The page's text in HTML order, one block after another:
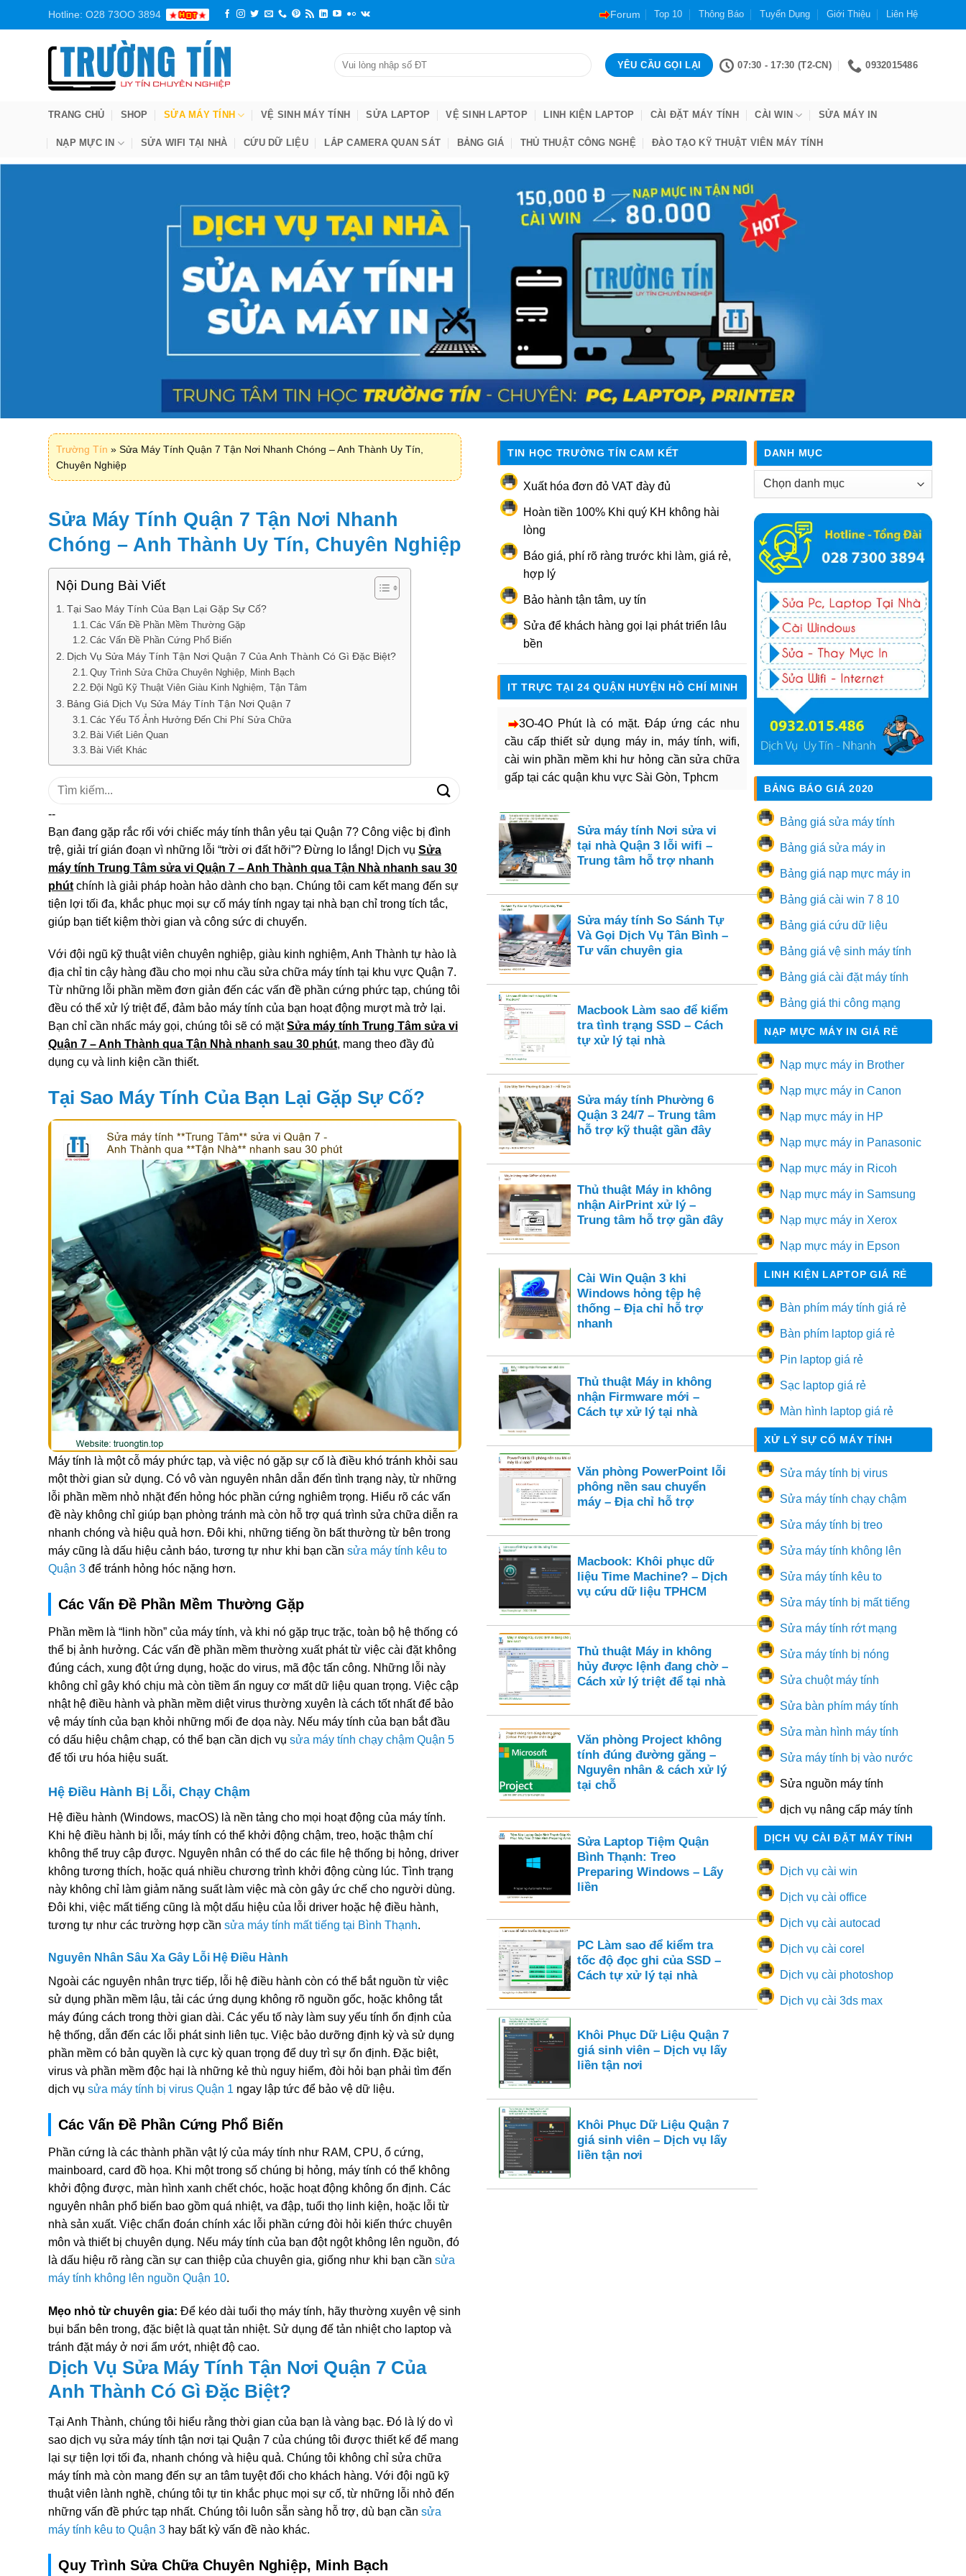
Hotline: O28 73OO 3894 Forum Top 10 Thông Báo Tuyển Dụng Giới Thiệu Liên Hệ
07:30 - 17:30 (T2-CN) 0932015486
TRANG CHỦ SHOP SỬA MÁY TÍNH VỆ SINH MÁY TÍNH SỬA LAPTOP VỆ SINH LAPTOP LINH KIỆN LAPTOP CÀI ĐẶT MÁY TÍNH CÀI WIN SỬA MÁY IN
NẠP MỰC IN SỬA WIFI TẠI NHÀ CỨU DỮ LIỆU LẮP CAMERA QUAN SÁT BẢNG GIÁ THỦ THUẬT CÔNG NGHỆ ĐÀO TẠO KỸ THUẬT VIÊN MÁY TÍNH
Trường Tín » Sửa Máy Tính Quận 7 Tận Nơi Nhanh Chóng – Anh Thành Uy Tín,
Chuyên Nghiệp
Sửa Máy Tính Quận 7 Tận Nơi Nhanh
Chóng – Anh Thành Uy Tín, Chuyên Nghiệp
Nội Dung Bài Viết
Tại Sao Máy Tính Của Bạn Lại Gặp Sự Cố?
Các Vấn Đề Phần Mềm Thường Gặp
Các Vấn Đề Phần Cứng Phổ Biến
Dịch Vụ Sửa Máy Tính Tận Nơi Quận 7 Của Anh Thành Có Gì Đặc Biệt?
Quy Trình Sửa Chữa Chuyên Nghiệp, Minh Bạch
Đội Ngũ Kỹ Thuật Viên Giàu Kinh Nghiệm, Tận Tâm
Bảng Giá Dịch Vụ Sửa Máy Tính Tận Nơi Quận 7
Các Yếu Tố Ảnh Hưởng Đến Chi Phí Sửa Chữa
Bài Viết Liên Quan
Bài Viết Khác
Tìm
--
Bạn đang gặp rắc rối với chiếc máy tính thân yêu tại Quận 7? Công việc bị đình
trệ, giải trí gián đoạn vì những lỗi “trời ơi đất hỡi”? Đừng lo lắng! Dịch vụ Sửa
máy tính Trung Tâm sửa vi Quận 7 – Anh Thành qua Tận Nhà nhanh sau 30
phút chính là giải pháp hoàn hảo dành cho bạn. Chúng tôi cam kết mang đến sự
tiện lợi tối đa, khắc phục mọi sự cố máy tính ngay tại nhà bạn chỉ trong tích tắc,
giúp bạn tiết kiệm thời gian và công sức di chuyển.
Với đội ngũ kỹ thuật viên chuyên nghiệp, giàu kinh nghiệm, Anh Thành tự hào là
địa chỉ tin cậy hàng đầu cho mọi nhu cầu sửa chữa máy tính tại khu vực Quận 7.
Từ những lỗi phần mềm đơn giản đến các vấn đề phần cứng phức tạp, chúng tôi
đều có thể xử lý triệt để, đảm bảo máy tính của bạn hoạt động mượt mà trở lại.
Bạn chỉ cần nhấc máy gọi, chúng tôi sẽ có mặtSửa máy tính Trung Tâm sửa vi
Quận 7 – Anh Thành qua Tận Nhà nhanh sau 30 phút, mang theo đầy đủ
dụng cụ và linh kiện cần thiết.
Tại Sao Máy Tính Của Bạn Lại Gặp Sự Cố?
Máy tính là một cỗ máy phức tạp, và việc nó gặp sự cố là điều khó tránh khỏi sau
một thời gian sử dụng. Có vô vàn nguyên nhân dẫn đến tình trạng này, từ những
lỗi phần mềm nhỏ nhặt đến hỏng hóc phần cứng nghiêm trọng. Hiểu rõ các vấn
đề này không chỉ giúp bạn phòng tránh mà còn hỗ trợ quá trình sửa chữa diễn ra
nhanh chóng và hiệu quả hơn. Đôi khi, những tiếng ồn bất thường từ bên trong
máy cũng là dấu hiệu cảnh báo, tương tự như khi bạn cần sửa máy tính kêu to
Quận 3 để tránh hỏng hóc nặng hơn.
Các Vấn Đề Phần Mềm Thường Gặp
Phần mềm là “linh hồn” của máy tính, và khi nó gặp trục trặc, toàn bộ hệ thống có
thể bị ảnh hưởng. Các vấn đề phần mềm thường xuất phát từ việc cài đặt không
đúng cách, xung đột ứng dụng, hoặc do virus, mã độc tấn công. Những lỗi này
không chỉ gây khó chịu mà còn tiềm ẩn nguy cơ mất dữ liệu quan trọng. Việc cập
nhật hệ điều hành và phần mềm diệt virus thường xuyên là cách tốt nhất để bảo
vệ máy tính của bạn khỏi những mối đe dọa này. Nếu máy tính của bạn bắt đầu
có dấu hiệu chậm chạp, có thể bạn cần dịch vụ sửa máy tính chạy chậm Quận 5
để tối ưu hóa hiệu suất.
Hệ Điều Hành Bị Lỗi, Chạy Chậm
Hệ điều hành (Windows, macOS) là nền tảng cho mọi hoạt động của máy tính.
Khi hệ điều hành bị lỗi, máy tính có thể khởi động chậm, treo, hoặc thậm chí
không thể truy cập được. Nguyên nhân có thể do các file hệ thống bị hỏng, driver
không tương thích, hoặc quá nhiều chương trình khởi động cùng lúc. Tình trạng
này không chỉ làm giảm năng suất làm việc mà còn gây ức chế cho người dùng.
Đôi khi, việc mất tiếng cũng là một dấu hiệu của lỗi driver hoặc hệ điều hành,
tương tự như các trường hợp cần sửa máy tính mất tiếng tại Bình Thạnh.
Nguyên Nhân Sâu Xa Gây Lỗi Hệ Điều Hành
Ngoài các nguyên nhân trực tiếp, lỗi hệ điều hành còn có thể bắt nguồn từ việc
sử dụng phần mềm lậu, tải các ứng dụng không rõ nguồn gốc, hoặc không tắt
máy đúng cách trong thời gian dài. Các yếu tố này làm suy yếu tính ổn định của
hệ thống, dẫn đến các lỗi phát sinh liên tục. Việc bảo dưỡng định kỳ và sử dụng
phần mềm có bản quyền là cực kỳ quan trọng để duy trì sự ổn định. Đặc biệt,
virus và phần mềm độc hại là những kẻ thù nguy hiểm, đòi hỏi bạn phải tìm đến
dịch vụ sửa máy tính bị virus Quận 1 ngay lập tức để bảo vệ dữ liệu.
Các Vấn Đề Phần Cứng Phổ Biến
Phần cứng là các thành phần vật lý của máy tính như RAM, CPU, ổ cứng,
mainboard, card đồ họa. Khi một trong số chúng bị hỏng, máy tính có thể không
khởi động được, màn hình xanh chết chóc, hoặc hoạt động không ổn định. Các
nguyên nhân phổ biến bao gồm quá nhiệt, va đập, tuổi thọ linh kiện, hoặc lỗi từ
nhà sản xuất. Việc chẩn đoán chính xác lỗi phần cứng đòi hỏi kiến thức chuyên
môn và thiết bị chuyên dụng. Nếu máy tính của bạn đột ngột không lên nguồn, đó
là dấu hiệu rõ ràng cần sự can thiệp của chuyên gia, giống như khi bạn cần sửa
máy tính không lên nguồn Quận 10.
Mẹo nhỏ từ chuyên gia: Để kéo dài tuổi thọ máy tính, hãy thường xuyên vệ sinh
bụi bẩn bên trong, đặc biệt là quạt tản nhiệt. Sử dụng đế tản nhiệt cho laptop và
tránh đặt máy ở nơi ẩm ướt, nhiệt độ cao.
Dịch Vụ Sửa Máy Tính Tận Nơi Quận 7 Của
Anh Thành Có Gì Đặc Biệt?
Tại Anh Thành, chúng tôi hiểu rằng thời gian của bạn là vàng bạc. Đó là lý do vì
sao dịch vụ sửa máy tính tận nơi tại Quận 7 của chúng tôi được thiết kế để mang
lại sự tiện lợi tối đa, nhanh chóng và hiệu quả. Chúng tôi không chỉ sửa chữa
máy tính mà còn mang đến sự an tâm tuyệt đối cho khách hàng. Với đội ngũ kỹ
thuật viên lành nghề, chúng tôi tự tin khắc phục mọi sự cố, từ những lỗi nhỏ đến
những vấn đề phức tạp nhất. Chúng tôi luôn sẵn sàng hỗ trợ, dù bạn cần sửa
máy tính kêu to Quận 3 hay bất kỳ vấn đề nào khác.
Quy Trình Sửa Chữa Chuyên Nghiệp, Minh Bạch
TIN HỌC TRƯỜNG TÍN CAM KẾT
Xuất hóa đơn đỏ VAT đày đủ
Hoàn tiền 100% Khi quý KH không hài
lòng
Báo giá, phí rõ ràng trước khi làm, giá rẻ,
hợp lý
Bảo hành tận tâm, uy tín
Sửa để khách hàng gọi lại phát triển lâu
bền
IT TRỰC TẠI 24 QUẬN HUYỆN HỒ CHÍ MINH
3O-4O Phút là có mặt. Đáp ứng các nhu
cầu cấp thiết sử dụng máy in, máy tính, wifi,
cài win phần mềm khi hư hỏng cần sửa chữa
gấp tại các quận khu vực Sài Gòn, Tphcm
Sửa máy tính Nơi sửa vi
tại nhà Quận 3 lỗi wifi –
Trung tâm hỗ trợ nhanh
Sửa máy tính So Sánh Tự
Và Gọi Dịch Vụ Tân Bình –
Tư vấn chuyên gia
Macbook Làm sao để kiểm
tra tình trạng SSD – Cách
tự xử lý tại nhà
Sửa máy tính Phường 6
Quận 3 24/7 – Trung tâm
hỗ trợ kỹ thuật gần đây
Thủ thuật Máy in không
nhận AirPrint xử lý –
Trung tâm hỗ trợ gần đây
Cài Win Quận 3 khi
Windows hỏng tệp hệ
thống – Địa chỉ hỗ trợ
nhanh
Thủ thuật Máy in không
nhận Firmware mới –
Cách tự xử lý tại nhà
Văn phòng PowerPoint lỗi
phông nền sau chuyển
máy – Địa chỉ hỗ trợ
Macbook: Khôi phục dữ
liệu Time Machine? – Dịch
vụ cứu dữ liệu TPHCM
Thủ thuật Máy in không
hủy được lệnh đang chờ –
Cách xử lý triệt để tại nhà
Văn phòng Project không
tính đúng đường găng –
Nguyên nhân & cách xử lý
tại chỗ
Sửa Laptop Tiệm Quận
Bình Thạnh: Treo
Preparing Windows – Lấy
liền
PC Làm sao để kiểm tra
tốc độ đọc ghi của SSD –
Cách tự xử lý tại nhà
Khôi Phục Dữ Liệu Quận 7
giá sinh viên – Dịch vụ lấy
liền tận nơi
Khôi Phục Dữ Liệu Quận 7
giá sinh viên – Dịch vụ lấy
liền tận nơi
DANH MỤC
Danh
BẢNG BÁO GIÁ 2020
Bảng giá sửa máy tính
Bảng giá sửa máy in
Bảng giá nạp mực máy in
Bảng giá cài win 7 8 10
Bảng giá cứu dữ liệu
Bảng giá vệ sinh máy tính
Bảng giá cài đặt máy tính
Bảng giá thi công mạng
NẠP MỰC MÁY IN GIÁ RẺ
Nạp mực máy in Brother
Nạp mực máy in Canon
Nạp mực máy in HP
Nạp mực máy in Panasonic
Nạp mực máy in Ricoh
Nạp mực máy in Samsung
Nạp mực máy in Xerox
Nạp mực máy in Epson
LINH KIỆN LAPTOP GIÁ RẺ
Bàn phím máy tính giá rẻ
Bàn phím laptop giá rẻ
Pin laptop giá rẻ
Sạc laptop giá rẻ
Màn hình laptop giá rẻ
XỬ LÝ SỰ CỐ MÁY TÍNH
Sửa máy tính bị virus
Sửa máy tính chạy chậm
Sửa máy tính bị treo
Sửa máy tính không lên
Sửa máy tính kêu to
Sửa máy tính bị mất tiếng
Sửa máy tính rớt mạng
Sửa máy tính bị nóng
Sửa chuột máy tính
Sửa bàn phím máy tính
Sửa màn hình máy tính
Sửa máy tính bị vào nước
Sửa nguồn máy tính
dịch vụ nâng cấp máy tính
DỊCH VỤ CÀI ĐẶT MÁY TÍNH
Dịch vụ cài win
Dịch vụ cài office
Dịch vụ cài autocad
Dịch vụ cài corel
Dịch vụ cài photoshop
Dịch vụ cài 3ds max